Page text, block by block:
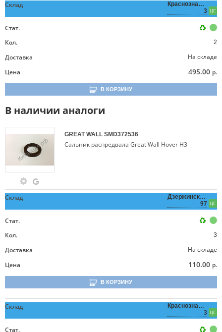
Склад
Краснознаменная,
3 ЦС
Стат.
Кол.
2
Доставка
На складе
Цена
495.00 р.
В КОРЗИНУ
В наличии аналоги
GREAT WALL SMD372536
Сальник распредвала Great Wall Hover H3
Склад
Дзержинского,
97 ЦС
Стат.
Кол.
3
Доставка
На складе
Цена
110.00 р.
В КОРЗИНУ
Склад
Краснознаменная,
3 ЦС
Стат.